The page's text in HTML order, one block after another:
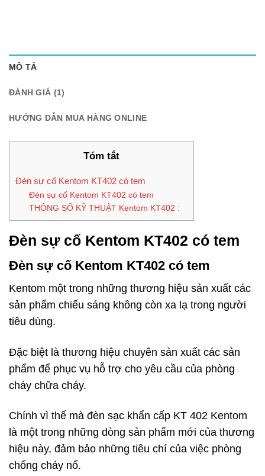
MÔ TẢ
ĐÁNH GIÁ (1)
HƯỚNG DẪN MUA HÀNG ONLINE
Tóm tắt
Đèn sự cố Kentom KT402 có tem
Đèn sự cố Kentom KT402 có tem
THÔNG SỐ KỸ THUẬT Kentom KT402 :
Đèn sự cố Kentom KT402 có tem
Đèn sự cố Kentom KT402 có tem
Kentom một trong những thương hiệu sản xuất các
sản phẩm chiếu sáng không còn xa lạ trong người
tiêu dùng.
Đặc biệt là thương hiệu chuyên sản xuất các sản
phẩm để phục vụ hỗ trợ cho yêu cầu của phòng
cháy chữa cháy.
Chính vì thế mà đèn sạc khẩn cấp KT 402 Kentom
là một trong những dòng sản phẩm mới của thương
hiệu này, đảm bảo những tiêu chí của việc phòng
chống cháy nổ.